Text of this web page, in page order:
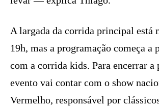
A largada da corrida principal está
19h, mas a programação começa a
com a corrida kids. Para encerrar a
evento vai contar com o show
Vermelho, responsável por